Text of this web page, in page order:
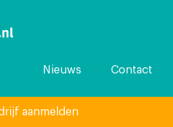
Nieuws Contact
aanmelden